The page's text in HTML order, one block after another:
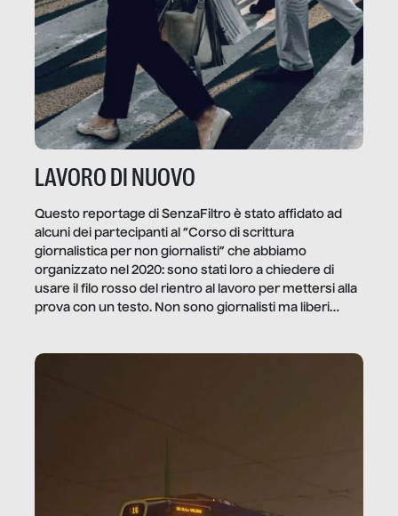
LAVORO DI NUOVO
Questo reportage di SenzaFiltro è stato affidato ad
alcuni dei partecipanti al “Corso di scrittura
giornalistica per non giornalisti” che abbiamo
organizzato nel 2020: sono stati loro a chiedere di
usare il filo rosso del rientro al lavoro per mettersi alla
prova con un testo. Non sono giornalisti ma liberi